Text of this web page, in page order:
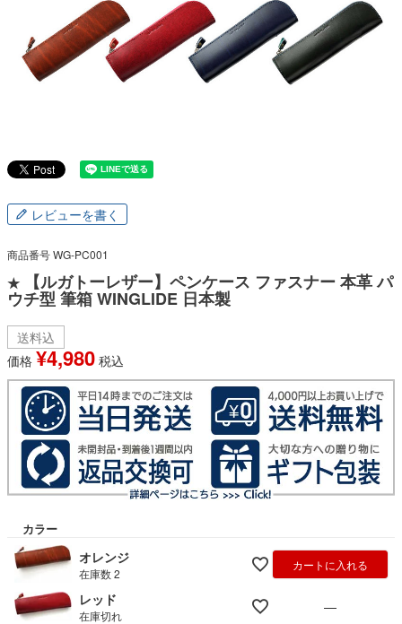
レビューを書く
商品番号WG-PC001
★ 【ルガトーレザー】ペンケース ファスナー 本革 パ
ウチ型 筆箱 WINGLIDE 日本製
送料込
価格 ¥4,980 税込
カラー
オレンジ
在庫数2
カートに入れる
レッド
在庫切れ
—